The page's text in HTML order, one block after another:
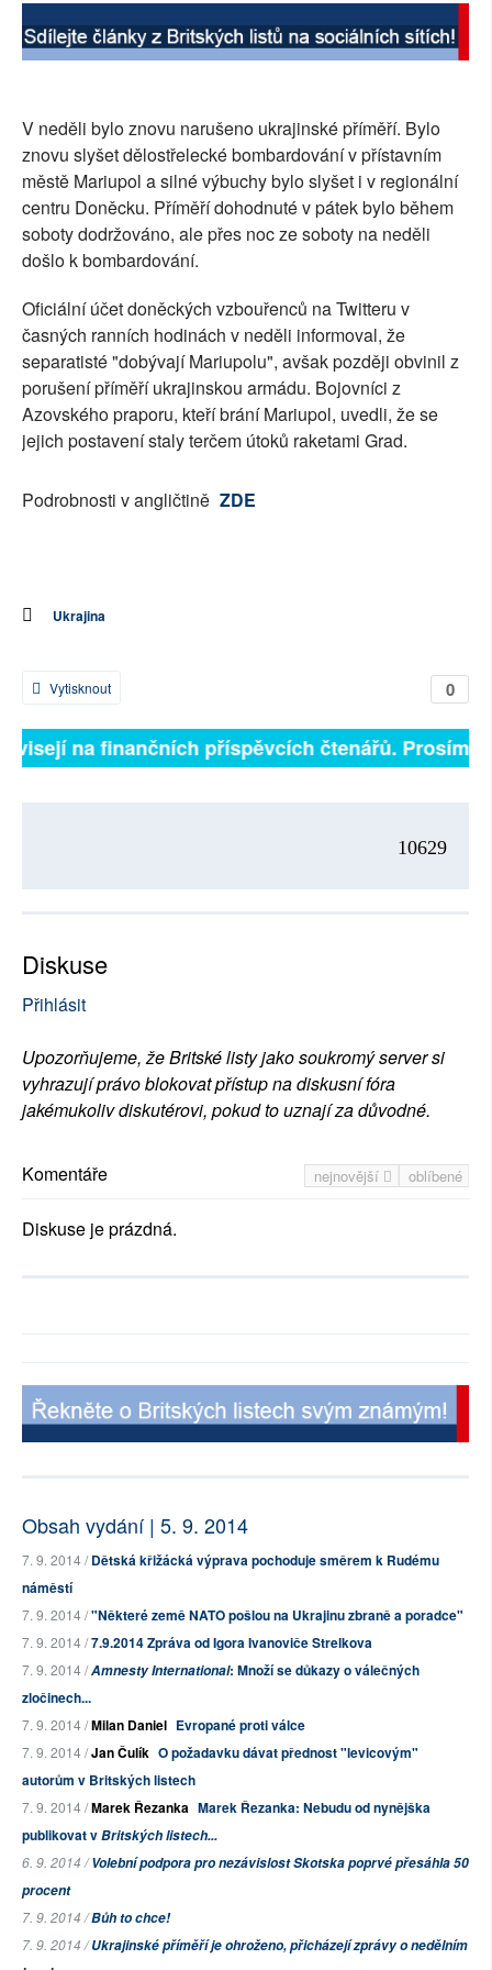
SOCIÁLNÍ SÍTĚ
PLNÁ VERZE STRÁNEK
V neděli bylo znovu narušeno ukrajinské příměří. Bylo
znovu slyšet dělostřelecké bombardování v přístavním
městě Mariupol a silné výbuchy bylo slyšet i v regionální
centru Doněcku. Příměří dohodnuté v pátek bylo během
soboty dodržováno, ale přes noc ze soboty na neděli
došlo k bombardování.
Oficiální účet doněckých vzbouřenců na Twitteru v
časných ranních hodinách v neděli informoval, že
separatisté "dobývají Mariupolu", avšak později obvinil z
porušení příměří ukrajinskou armádu. Bojovníci z
Azovského praporu, kteří brání Mariupol, uvedli, že se
jejich postavení staly terčem útoků raketami Grad.
Podrobnosti v angličtině ZDE
Ukrajina
0
Vytisknout
na finančních příspěvcích čtenářů. Prosíme,
10629
Diskuse
Přihlásit
Upozorňujeme, že Britské listy jako soukromý server si
vyhrazují právo blokovat přístup na diskusní fóra
jakémukoliv diskutérovi, pokud to uznají za důvodné.
nejnovější oblíbené
Komentáře
Diskuse je prázdná.
Obsah vydání | 5. 9. 2014
7. 9. 2014 /Dětská křižácká výprava pochoduje směrem k Rudému
náměstí
7. 9. 2014 /"Některé země NATO pošlou na Ukrajinu zbraně a poradce"
7. 9. 2014 /7.9.2014 Zpráva od Igora Ivanoviče Strelkova
7. 9. 2014 /Amnesty International: Množí se důkazy o válečných
zločinech...
7. 9. 2014 /Milan Daniel Evropané proti válce
7. 9. 2014 /Jan Čulík O požadavku dávat přednost "levicovým"
autorům v Britských listech
7. 9. 2014 /Marek Řezanka Marek Řezanka: Nebudu od nynějška
publikovat vBritských listech...
6. 9. 2014 /Volební podpora pro nezávislost Skotska poprvé přesáhla 50
procent
7. 9. 2014 /Bůh to chce!
7. 9. 2014 /Ukrajinské příměří je ohroženo, přicházejí zprávy o nedělním